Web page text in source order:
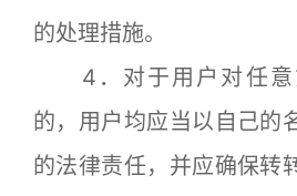
的处理措施。
4．对于用户对任意
的，用户均应当以自己的
的法律责任，并应确保转